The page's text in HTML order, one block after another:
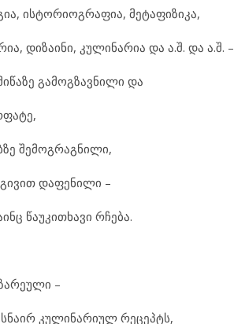
ისტორიოგრაფია, მეტაფიზიკა,
დიზაინი, კულინარია და ა.შ. და ა.შ. –
წაზე გამოგზავნილი და
ფატე,
ზე შემოგრაგნილი,
გივით დაფენილი –
ინც წაუკითხავი რჩება.
რეული –
ნაირ კულინარიულ რეცეპტს,